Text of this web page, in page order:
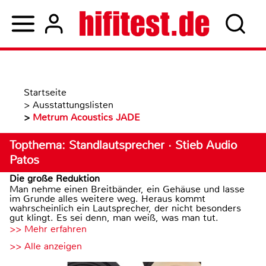
Startseite
> Ausstattungslisten
> Metrum Acoustics JADE
Topthema: Standlautsprecher · Stieb Audio
Patos
Die große Reduktion
Man nehme einen Breitbänder, ein Gehäuse und lasse
im Grunde alles weitere weg. Heraus kommt
wahrscheinlich ein Lautsprecher, der nicht besonders
gut klingt. Es sei denn, man weiß, was man tut.
>> Mehr erfahren
>> Alle anzeigen